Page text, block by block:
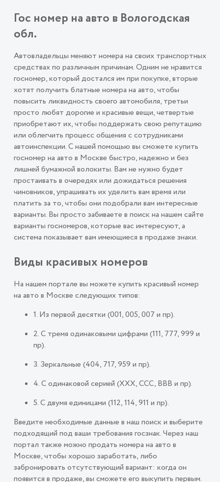
Гос номер на авто в Вологодская
обл.
Автовладельцы меняют номера на своих транспортных
средствах по различным причинам. Одним не нравится
госномер, который достался им при покупке, вторые
хотят получить блатные номера на авто, чтобы
повысить ликвидность своего автомобиля, третьи
просто любят дорогие и красивые вещи, четвертые
приобретают их, чтобы поддержать свою репутацию
или облегчить процесс общения с сотрудниками
автоинспекции. С нашей помощью вы сможете купить
госномер на авто в Москве быстро, надежно и без
лишней бумажной волокиты. Вам не нужно будет
простаивать в очередях или дожидаться решения
чиновников, упрашивать их уделить вам время или
платить за то, чтобы они подобрали вам интересные
варианты. Вы просто забиваете в поиск на нашем сайте
варианты госномеров, которые вас интересуют, а
система показывает вам имеющиеся в продаже знаки.
Виды красивых номеров
На нашем портале вы можете купить красивый номер
на авто в Москве следующих типов:
1. Из первой десятки (001, 005, 007 и пр).
2. С тремя одинаковыми цифрами (111, 777, 999 и
пр).
3. Зеркальные (404, 717, 959 и пр).
4. С одинаковой серией (ХХХ, ССС, ВВВ и пр).
5. С двумя единицами (112, 114, 911 и пр).
Введите необходимые данные в наш поиск и выберите
подходящий под ваши требования госзнак. Через наш
портал также можно продать номера на авто в
Москве, чтобы хорошо заработать, либо
забронировать отсутствующий вариант: когда он
появится в продаже, вы сможете его выкупить первым.